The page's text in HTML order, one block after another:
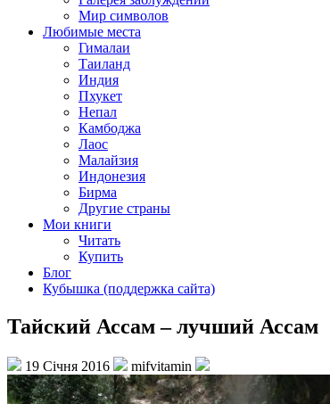
Мир символов
Любимые места
Гималаи
Таиланд
Индия
Пхукет
Непал
Камбоджа
Лаос
Малайзия
Индонезия
Бирма
Другие страны
Мои книги
Читать
Купить
Блог
Кубышка (поддержка сайта)
Тайский Ассам – лучший Ассам
19 Січня 2016 mifvitamin